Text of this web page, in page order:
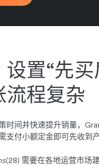
置“先
流程复杂
时间并快速提升销量，
支付小额定金即可先收到产
需要在各地运营市场